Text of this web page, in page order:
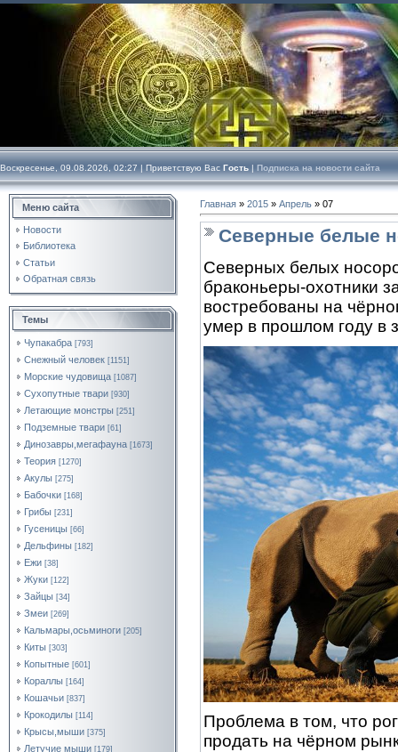
Воскресенье, 09.08.2026, 02:27 | Приветствую Вас Гость | Подписка на новости сайта
Меню сайта
Новости
Библиотека
Статьи
Обратная связь
Темы
Чупакабра [793]
Снежный человек [1151]
Морские чудовища [1087]
Сухопутные твари [930]
Летающие монстры [251]
Подземные твари [61]
Динозавры,мегафауна [1673]
Теория [1270]
Акулы [275]
Бабочки [168]
Грибы [231]
Гусеницы [66]
Дельфины [182]
Ежи [38]
Жуки [122]
Зайцы [34]
Змеи [269]
Кальмары,осьминоги [205]
Киты [303]
Копытные [601]
Кораллы [164]
Кошачьи [837]
Крокодилы [114]
Крысы,мыши [375]
Летучие мыши [179]
Главная » 2015 » Апрель » 07
Северные белые
Северных белых
браконьеры-охотники
востребованы на
умер в прошлом году в
Проблема в том, что
продать на чёрном